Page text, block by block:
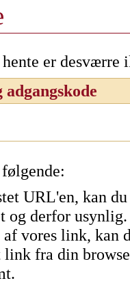
hente er
URL'en, kan
og derfor usynlig.
vores link, kan
link fra din